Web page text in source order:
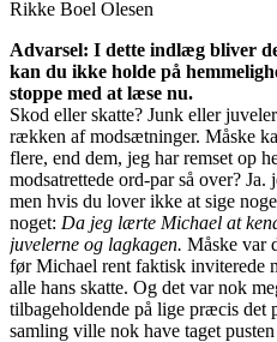
Rikke Boel Olesen
Advarsel: I dette indlæg bliver
kan du ikke holde på
stoppe med at læse nu.
Skod eller skatte? Junk eller
rækken af modsætninger. Måske
flere, end dem, jeg har remset op
modsatrettede ord-par så over?
men hvis du lover ikke at sige
noget: Da jeg lærte Michael at
juvelerne og lagkagen. Måske var
før Michael rent faktisk inviterede
alle hans skatte. Og det var nok
tilbageholdende på lige præcis
samling ville nok have taget